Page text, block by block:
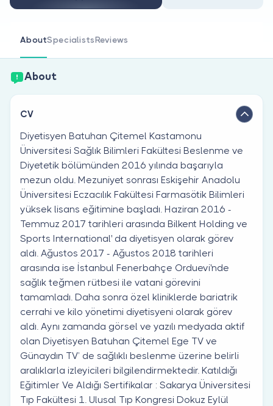
AboutSpecialistsReviews
About
CV
Diyetisyen Batuhan Çitemel Kastamonu
Üniversitesi Sağlık Bilimleri Fakültesi Beslenme ve
Diyetetik bölümünden 2016 yılında başarıyla
mezun oldu. Mezuniyet sonrası Eskişehir Anadolu
Üniversitesi Eczacılık Fakültesi Farmasötik Bilimleri
yüksek lisans eğitimine başladı. Haziran 2016 -
Temmuz 2017 tarihleri arasında Bilkent Holding ve
Sports International' da diyetisyen olarak görev
aldı. Ağustos 2017 - Ağustos 2018 tarihleri
arasında ise İstanbul Fenerbahçe Orduevi'nde
sağlık teğmen rütbesi ile vatani görevini
tamamladı. Daha sonra özel kliniklerde bariatrik
cerrahi ve kilo yönetimi diyetisyeni olarak görev
aldı. Aynı zamanda görsel ve yazılı medyada aktif
olan Diyetisyen Batuhan Çitemel Ege TV ve
Günaydın TV’ de sağlıklı beslenme üzerine belirli
aralıklarla izleyicileri bilgilendirmektedir. Katıldığı
Eğitimler Ve Aldığı Sertifikalar : Sakarya Üniversitesi
Tıp Fakültesi 1. Ulusal Tıp Kongresi Dokuz Eylül